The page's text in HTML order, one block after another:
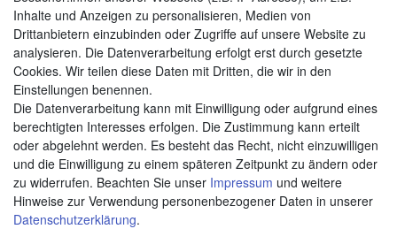
Zahlungsarten
Weitere Zahlungsarten:
Kauf auf Rechnung
Vorkasse
Hier sind wir
Inhalte und Anzeigen zu personalisieren, Medien von
Drittanbietern einzubinden oder Zugriffe auf unsere Website zu
analysieren. Die Datenverarbeitung erfolgt erst durch gesetzte
Cookies. Wir teilen diese Daten mit Dritten, die wir in den
Einstellungen benennen.
Die Datenverarbeitung kann mit Einwilligung oder aufgrund eines
berechtigten Interesses erfolgen. Die Zustimmung kann erteilt
oder abgelehnt werden. Es besteht das Recht, nicht einzuwilligen
und die Einwilligung zu einem späteren Zeitpunkt zu ändern oder
zu widerrufen. Beachten Sie unser Impressum und weitere
Hinweise zur Verwendung personenbezogener Daten in unserer
Daten­schutz­erklärung.